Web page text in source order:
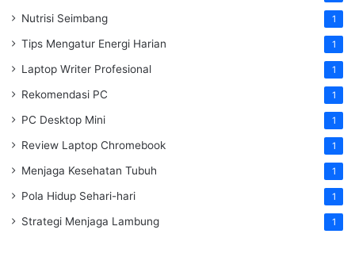
Nutrisi Seimbang 1
Tips Mengatur Energi Harian 1
Laptop Writer Profesional 1
Rekomendasi PC 1
PC Desktop Mini 1
Review Laptop Chromebook 1
Menjaga Kesehatan Tubuh 1
Pola Hidup Sehari-hari 1
Strategi Menjaga Lambung 1